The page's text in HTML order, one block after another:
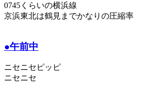
0745くらいの横浜線
京浜東北は鶴見までかなりの圧縮率
●午前中
ニセニセピッピ
ニセニセ